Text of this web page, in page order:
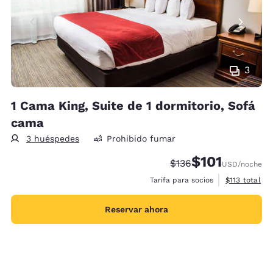
3
1 Cama King, Suite de 1 dormitorio, Sofá
cama
3 huéspedes Prohibido fumar
Precio tachado:
$136Precio con
$101USD/noche
Tarifa para socios
Ver detalles
$113 total
Reservar ahora